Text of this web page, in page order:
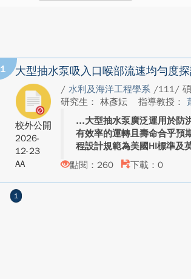
1 大型抽水泵吸入口喉部流速均勻度
校外公開
2026-
12-23
AA
/ 水利及海洋工程學系 /111/
研究生： 林彥妘
指導教授：
大型抽水泵廣泛運用於防
有效率的運轉且壽命合乎預
程設計規範為美國HI標準及
點閱：260
下載：0
1